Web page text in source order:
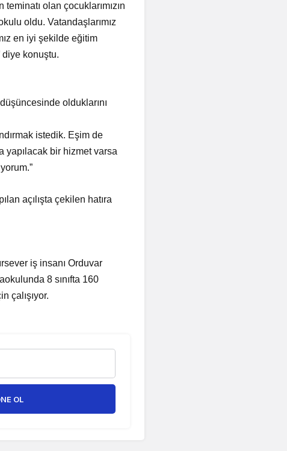
olan çocuklarımızın
oldu. Vatandaşlarımız
en iyi şekilde eğitim
diye konuştu.
olduklarını
istedik. Eşim de
yapılacak bir hizmet varsa
açılışta çekilen hatıra
iş insanı Orduvar
8 sınıfta 160
çalışıyor.
OL